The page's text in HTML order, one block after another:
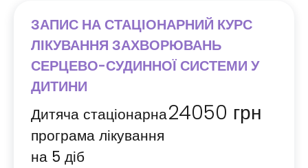
ЗАПИС НА СТАЦІОНАРНИЙ КУРС
ЛІКУВАННЯ ЗАХВОРЮВАНЬ
СЕРЦЕВО-СУДИННОЇ СИСТЕМИ У
ДИТИНИ
Дитяча стаціонарна
програма лікування
на 5 діб
24050 грн